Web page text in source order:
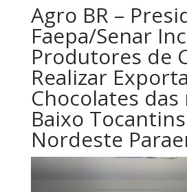
Agro BR –
Faepa/Senar
Produtores de
Realizar
Chocolates das
Baixo
Nordeste